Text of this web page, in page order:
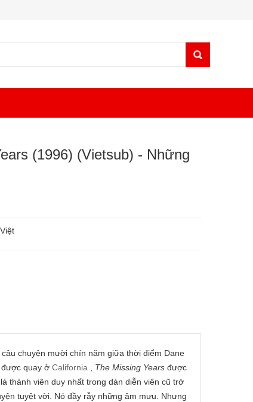
(1996) (Vietsub) - Những
câu chuyện mười chín năm giữa thời điểm Dane
được quay ở California The Missing Years được
thành viên duy nhất trong dàn diễn viên cũ trở
tuyệt vời. Nó đầy rẫy những âm mưu. Nhưng